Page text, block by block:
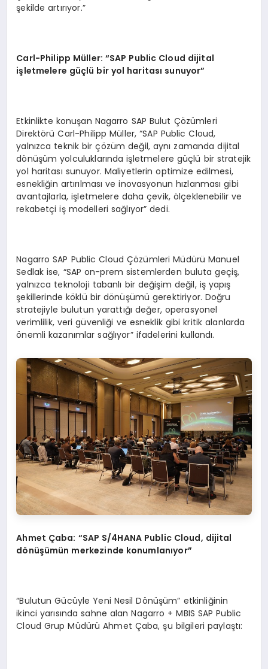
şekilde artırıyor.”
Carl-Philipp Müller: “SAP Public Cloud dijital
işletmelere güçlü bir yol haritası sunuyor”
Etkinlikte konuşan Nagarro SAP Bulut Çözümleri
Direktörü Carl-Philipp Müller, “SAP Public Cloud,
yalnızca teknik bir çözüm değil, aynı zamanda dijital
dönüşüm yolculuklarında işletmelere güçlü bir stratejik
yol haritası sunuyor. Maliyetlerin optimize edilmesi,
esnekliğin artırılması ve inovasyonun hızlanması gibi
avantajlarla, işletmelere daha çevik, ölçeklenebilir ve
rekabetçi iş modelleri sağlıyor” dedi.
Nagarro SAP Public Cloud Çözümleri Müdürü Manuel
Sedlak ise, “SAP on-prem sistemlerden buluta geçiş,
yalnızca teknoloji tabanlı bir değişim değil, iş yapış
şekillerinde köklü bir dönüşümü gerektiriyor. Doğru
stratejiyle bulutun yarattığı değer, operasyonel
verimlilik, veri güvenliği ve esneklik gibi kritik alanlarda
önemli kazanımlar sağlıyor” ifadelerini kullandı.
Ahmet Çaba: “SAP S/4HANA Public Cloud, dijital
dönüşümün merkezinde konumlanıyor”
“Bulutun Gücüyle Yeni Nesil Dönüşüm” etkinliğinin
ikinci yarısında sahne alan Nagarro + MBIS SAP Public
Cloud Grup Müdürü Ahmet Çaba, şu bilgileri paylaştı: